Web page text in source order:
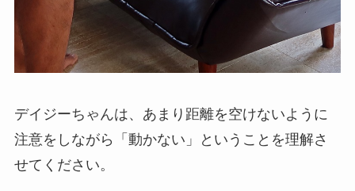
デイジーちゃんは、あまり距離を空けないように
注意をしながら「動かない」ということを理解さ
せてください。